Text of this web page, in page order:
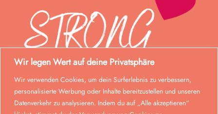
Wir legen Wert auf deine Privatsphäre
Wir verwenden Cookies, um dein Surferlebnis zu verbessern,
personalisierte Werbung oder Inhalte bereitzustellen und unseren
Datenverkehr zu analysieren. Indem du auf „Alle akzeptieren“